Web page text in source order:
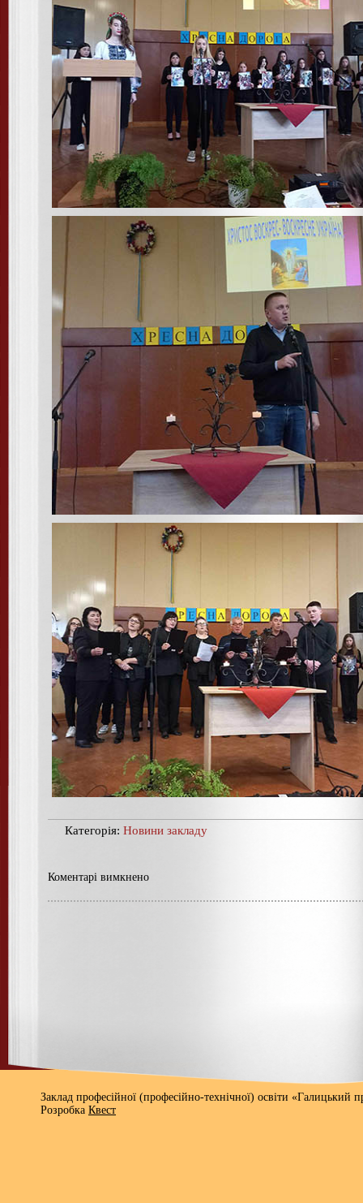
Категорія: Новини закладу
Коментарі вимкнено
Заклад професійної (професійно-технічної) освіти
Розробка Квест